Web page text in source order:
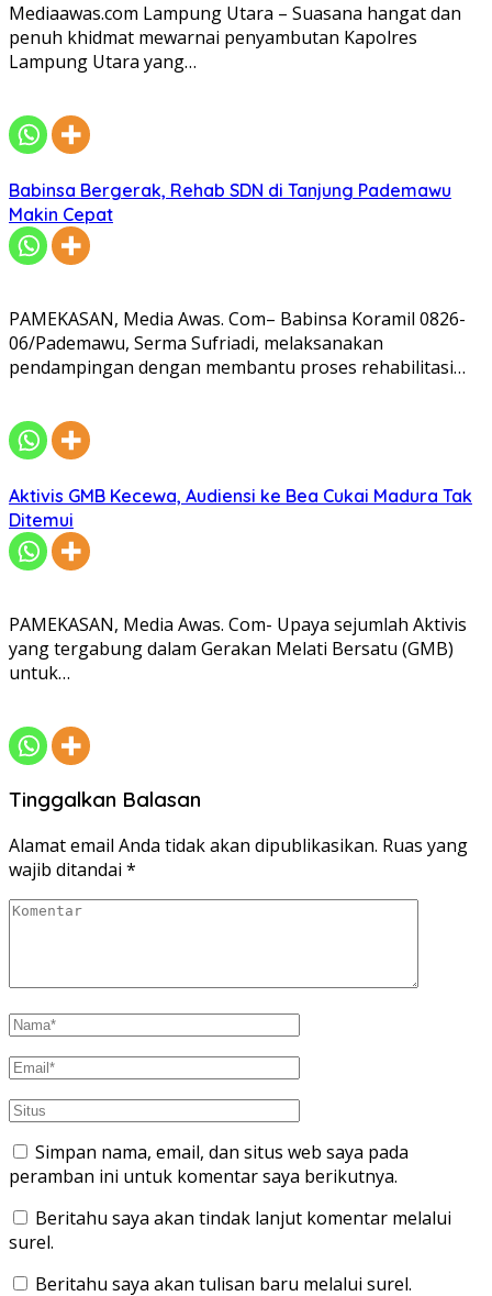
Mediaawas.com Lampung Utara – Suasana hangat dan
penuh khidmat mewarnai penyambutan Kapolres
Lampung Utara yang…
Babinsa Bergerak, Rehab SDN di Tanjung Pademawu
Makin Cepat
PAMEKASAN, Media Awas. Com– Babinsa Koramil 0826-
06/Pademawu, Serma Sufriadi, melaksanakan
pendampingan dengan membantu proses rehabilitasi…
Aktivis GMB Kecewa, Audiensi ke Bea Cukai Madura Tak
Ditemui
PAMEKASAN, Media Awas. Com- Upaya sejumlah Aktivis
yang tergabung dalam Gerakan Melati Bersatu (GMB)
untuk…
Tinggalkan Balasan
Alamat email Anda tidak akan dipublikasikan. Ruas yang
wajib ditandai *
Simpan nama, email, dan situs web saya pada
peramban ini untuk komentar saya berikutnya.
Beritahu saya akan tindak lanjut komentar melalui
surel.
Beritahu saya akan tulisan baru melalui surel.